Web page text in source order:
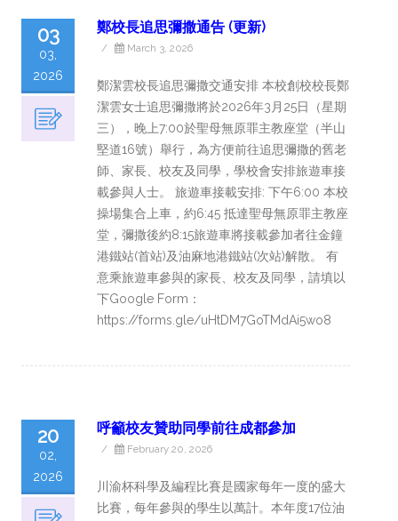
03
03,
2026
鄭校長追思彌撒通告 (更新)
/ March 3, 2026
鄭潔雲校長追思彌撒交通安排 本校創校校長鄭
潔雲女士追思彌撒將於2026年3月25日（星期
三），晚上7:00於聖母無原罪主教座堂（半山
堅道16號）舉行，為方便前往追思彌撒的舊老
師、家長、校友及同學，學校會安排旅遊車接
載參與人士。 旅遊車接載安排: 下午6:00 本校
操場集合上車，約6:45 抵達聖母無原罪主教座
堂，彌撒後約8:15旅遊車將接載參加者往金鐘
港鐵站(首站)及油麻地港鐵站(次站)解散。 有
意乘旅遊車參與的家長、校友及同學，請填以
下Google Form：
https://forms.gle/uHtDM7GoTMdAi5wo8
20
02,
2026
呼籲校友贊助同學前往成都參加
/ February 20, 2026
川渝杯科學及編程比賽是國家每年一度的盛大
比賽，每年參與的學生以萬計。本年度17位油